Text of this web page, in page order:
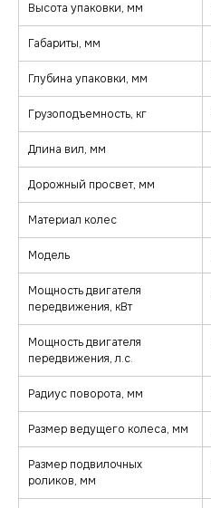
Высота упаковки, мм
Габариты, мм
Глубина упаковки, мм
Грузоподъемность, кг
Длина вил, мм
Дорожный просвет, мм
Материал колес
Модель
Мощность двигателя
передвижения, кВт
Мощность двигателя
передвижения, л.с.
Радиус поворота, мм
Размер ведущего колеса, мм
Размер подвилочных
роликов, мм